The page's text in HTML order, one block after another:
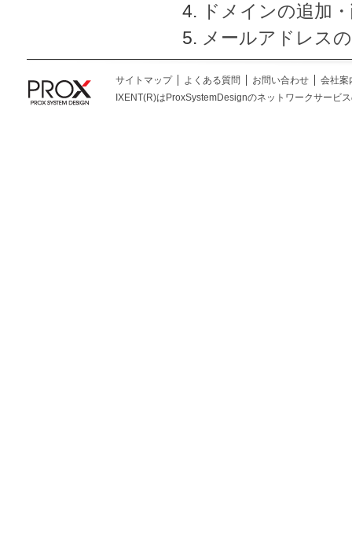
ドメインの追加
メールアドレス
サイトマップ よくある質問 お問い合わせ
会社案
IXENT(R)はProxSystemDesignのネットワークサービ